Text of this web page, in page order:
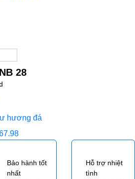
28
hương đá
Bảo hành tốt
nhất
Hỗ trợ nhiệt
tình